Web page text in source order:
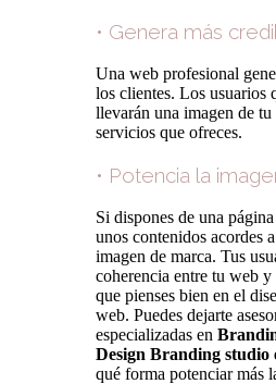
• Genera más
Una web profesional
los clientes. Los usuarios
llevarán una imagen de
servicios que ofreces.
• Potencia la
Si dispones de una
unos contenidos acordes
imagen de marca. Tus
coherencia entre tu web
que pienses bien en el
web. Puedes dejarte
especializadas en
Design Branding studio
qué forma potenciar más